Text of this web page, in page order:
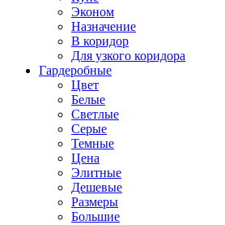
Эконом
Назначение
В коридор
Для узкого коридора
Гардеробные
Цвет
Белые
Светлые
Серые
Темные
Цена
Элитные
Дешевые
Размеры
Большие